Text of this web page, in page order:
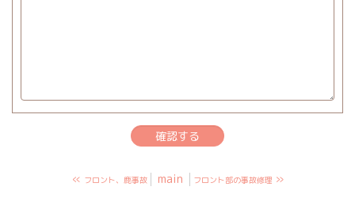
« フロント、鹿事故 main フロント部の事故修理 »